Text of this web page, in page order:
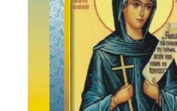
Hobby si craft
Inteligenta emotionala
Limbi străine
Reviste